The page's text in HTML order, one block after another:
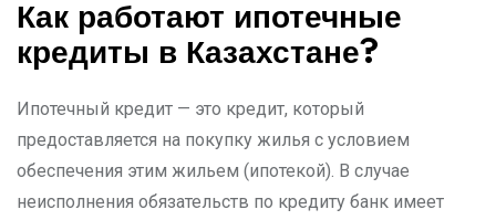
Как работают ипотечные
кредиты в Казахстане?
Ипотечный кредит — это кредит, который
предоставляется на покупку жилья с условием
обеспечения этим жильем (ипотекой). В случае
неисполнения обязательств по кредиту банк имеет